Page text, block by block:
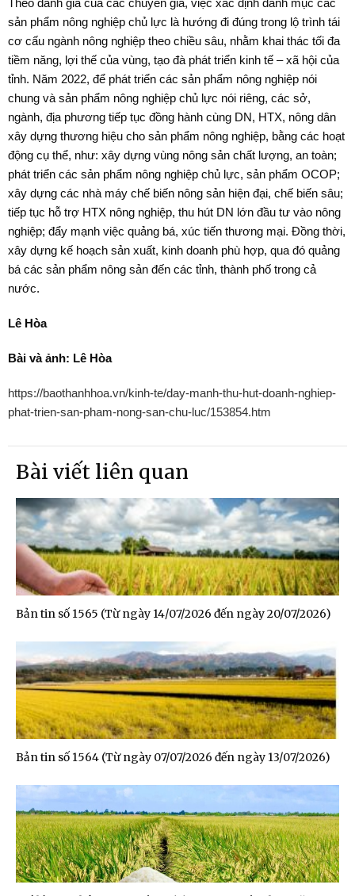
sản phẩm nông nghiệp chủ lực là hướng đi đúng trong lộ trình tái
cơ cấu ngành nông nghiệp theo chiều sâu, nhằm khai thác tối đa
tiềm năng, lợi thế của vùng, tạo đà phát triển kinh tế – xã hội của
tỉnh. Năm 2022, để phát triển các sản phẩm nông nghiệp nói
chung và sản phẩm nông nghiệp chủ lực nói riêng, các sở,
ngành, địa phương tiếp tục đồng hành cùng DN, HTX, nông dân
xây dựng thương hiệu cho sản phẩm nông nghiệp, bằng các hoạt
động cụ thể, như: xây dựng vùng nông sản chất lượng, an toàn;
phát triển các sản phẩm nông nghiệp chủ lực, sản phẩm OCOP;
xây dựng các nhà máy chế biến nông sản hiện đại, chế biến sâu;
tiếp tục hỗ trợ HTX nông nghiệp, thu hút DN lớn đầu tư vào nông
nghiệp; đẩy mạnh việc quảng bá, xúc tiến thương mại. Đồng thời,
xây dựng kế hoạch sản xuất, kinh doanh phù hợp, qua đó quảng
bá các sản phẩm nông sản đến các tỉnh, thành phố trong cả
nước.
Lê Hòa
Bài và ảnh: Lê Hòa
https://baothanhhoa.vn/kinh-te/day-manh-thu-hut-doanh-nghiep-
phat-trien-san-pham-nong-san-chu-luc/153854.htm
Bài viết liên quan
Bản tin số 1565 (Từ ngày 14/07/2026 đến ngày 20/07/2026)
Bản tin số 1564 (Từ ngày 07/07/2026 đến ngày 13/07/2026)